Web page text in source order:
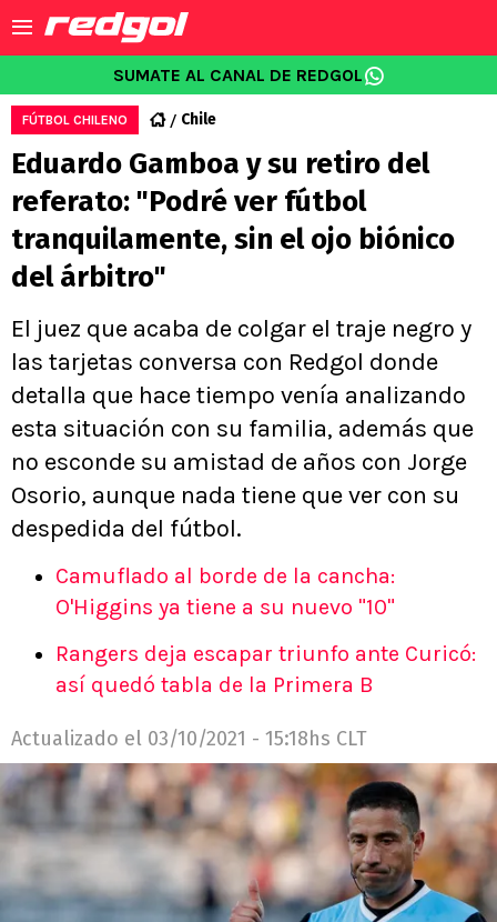
SUMATE AL CANAL DE REDGOL
FÚTBOL CHILENO Chile
Eduardo Gamboa y su retiro del
referato: "Podré ver fútbol
tranquilamente, sin el ojo biónico
del árbitro"
El juez que acaba de colgar el traje negro y
las tarjetas conversa con Redgol donde
detalla que hace tiempo venía analizando
esta situación con su familia, además que
no esconde su amistad de años con Jorge
Osorio, aunque nada tiene que ver con su
despedida del fútbol.
Camuflado al borde de la cancha:
O'Higgins ya tiene a su nuevo "10"
Rangers deja escapar triunfo ante Curicó:
así quedó tabla de la Primera B
Actualizado el 03/10/2021 - 15:18hs CLT